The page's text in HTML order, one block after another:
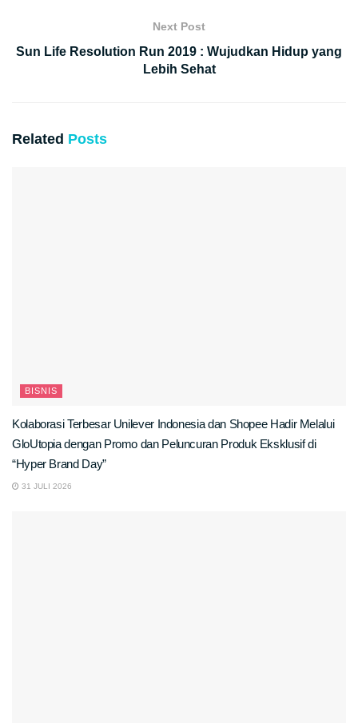
Next Post
Sun Life Resolution Run 2019 : Wujudkan Hidup yang
Lebih Sehat
Related Posts
BISNIS
Kolaborasi Terbesar Unilever Indonesia dan Shopee Hadir Melalui
GloUtopia dengan Promo dan Peluncuran Produk Eksklusif di
“Hyper Brand Day”
31 JULI 2026